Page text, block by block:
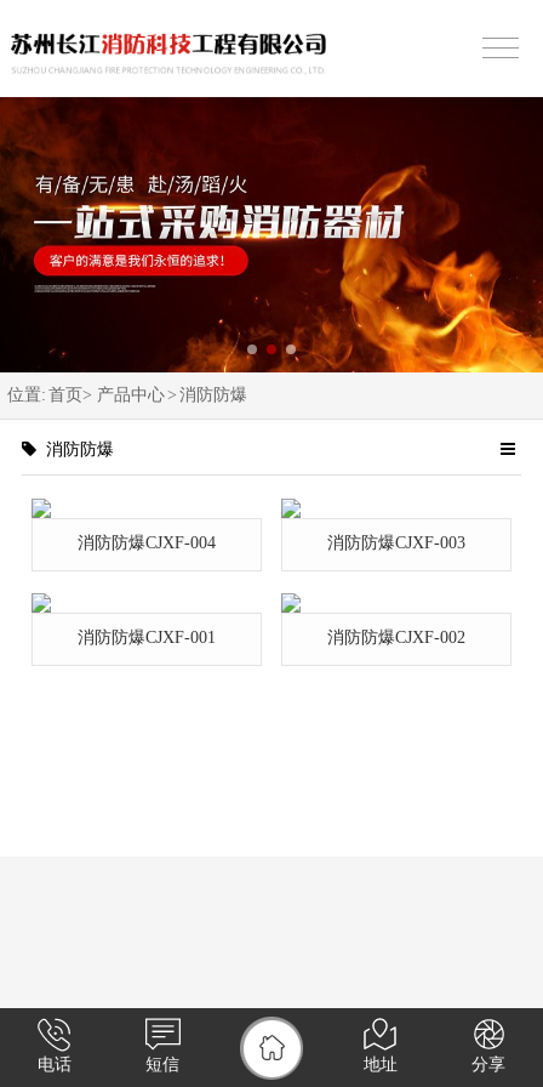
位置: 首页> 产品中心> 消防防爆
消防防爆
消防防爆CJXF-004 消防防爆CJXF-003
消防防爆CJXF-001 消防防爆CJXF-002
电话 短信 地址 分享